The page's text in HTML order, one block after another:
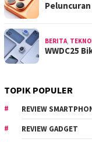
BERITA,
WWDC25
TOPIK POPULER
REVIEW
REVIEW GADGET